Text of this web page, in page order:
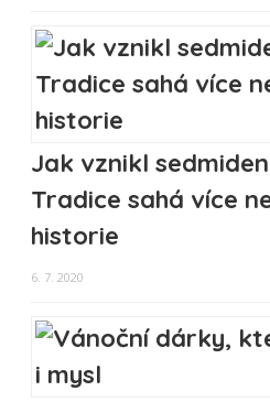
Jak vznikl
Tradice sahá více
historie
6. 7. 2020